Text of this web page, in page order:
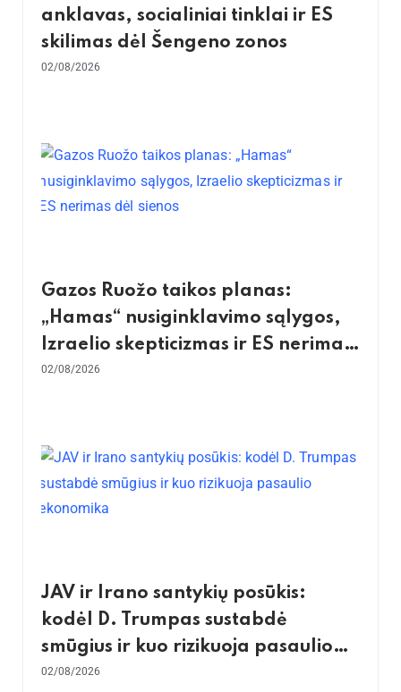
anklavas, socialiniai tinklai ir ES
skilimas dėl Šengeno zonos
02/08/2026
Gazos Ruožo taikos planas:
„Hamas“ nusiginklavimo sąlygos,
Izraelio skepticizmas ir ES nerimas
dėl sienos
02/08/2026
JAV ir Irano santykių posūkis:
kodėl D. Trumpas sustabdė
smūgius ir kuo rizikuoja pasaulio
ekonomika
02/08/2026